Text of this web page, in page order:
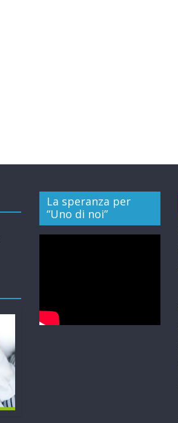
La speranza per
“Uno di noi”